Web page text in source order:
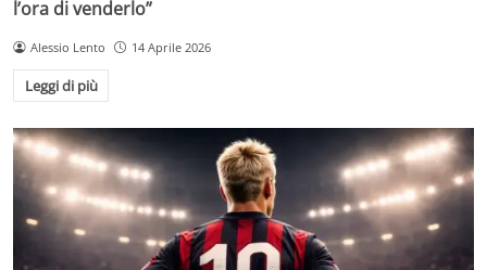
l’ora di venderlo”
Alessio Lento 14 Aprile 2026
Leggi di più